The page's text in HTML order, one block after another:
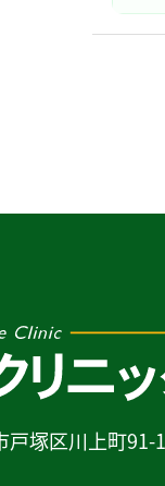
戸塚区川上町91-